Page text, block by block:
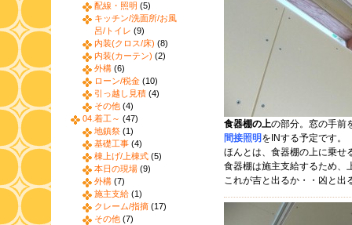
食器棚の上の部分。窓の手前
間接照明 をINする予定です。
ほんとは、食器棚の上に乗せ
食器棚は施主支給するため、
これが吉と出るか・・凶と出
配線・照明 (5)
キッチン/洗面所/お風
呂/トイレ (9)
内装(クロス/床) (8)
内装(カーテン) (2)
外構 (6)
ローン/税金 (10)
引っ越し見積 (4)
その他 (4)
04.着工～ (47)
地鎮祭 (1)
基礎工事 (4)
棟上げ/上棟式 (5)
本日の現場 (9)
外構 (7)
施主支給 (1)
クレーム/指摘 (17)
その他 (7)